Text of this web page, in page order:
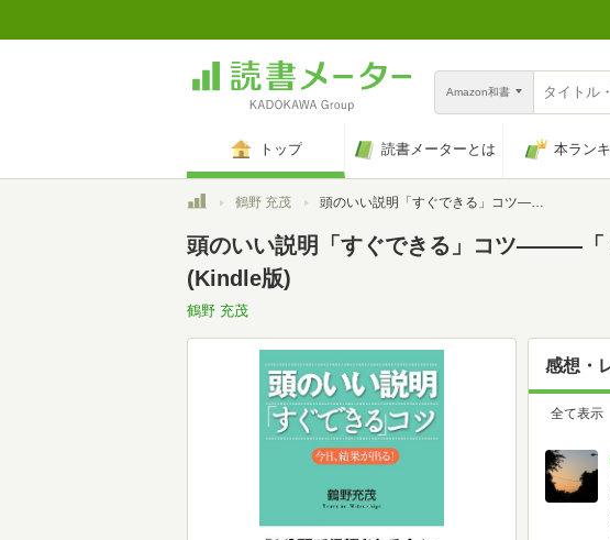
Amazon和書
トップ 読書メーターとは 本ラン
トップ鶴野 充茂 頭のいい説明「すぐできる」コツ―――「１分間で信頼される人」の話し方 (知的生きかた文庫)
頭のいい説明「すぐできる」コツ―――「
(Kindle版)
鶴野 充茂
感想・
全て表示